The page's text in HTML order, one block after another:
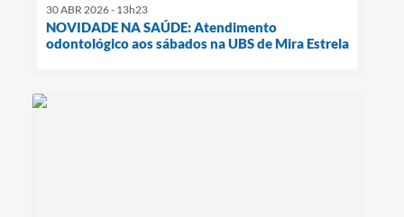
30 ABR 2026 - 13h23
NOVIDADE NA SAÚDE: Atendimento
odontológico aos sábados na UBS de Mira Estrela